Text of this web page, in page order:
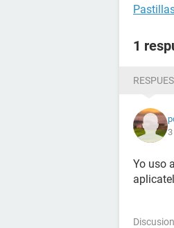
1
Yo uso